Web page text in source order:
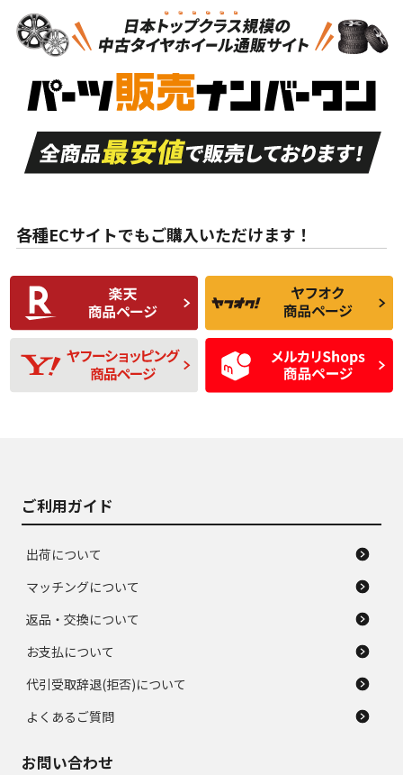
S
品）
S
新車外し品（新古
付き
A
走行距離も少なく、
目立つ傷もほとんど
ない中古品
A
走行距離も少なく、
非常に状態の良い中
古品
な中古品
んどない中古品
C
比較的きれいな中古
品
C
られるが、使用に問
題のない中古品
D
使用感や目立つ傷が
あり、一般的な中古
品
D
残り溝も少なく、偏
磨耗がみられ、短期
間使用できるくらい
の中古品
各種ECサイトでもご購入いただけます！
ご利用ガイド
出荷について
マッチングについて
返品・交換について
お支払について
代引受取辞退(拒否)について
よくあるご質問
お問い合わせ